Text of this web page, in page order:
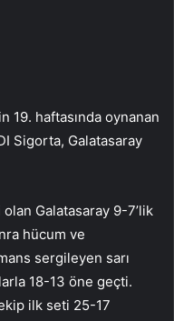
19. haftasında oynanan
Sigorta, Galatasaray
Galatasaray 9-7’lik
hücum ve
sergileyen sarı
18-13 öne geçti.
ilk seti 25-17